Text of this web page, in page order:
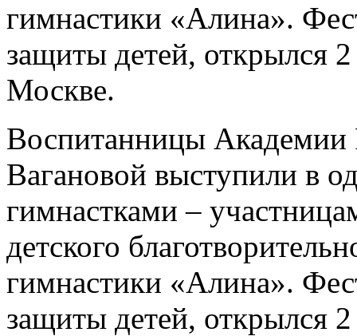
гимнастики «Алина».
защиты детей, открылся
Москве.
Воспитанницы Академии
Вагановой выступили в
гимнастками –
детского
гимнастики «Алина».
защиты детей, открылся